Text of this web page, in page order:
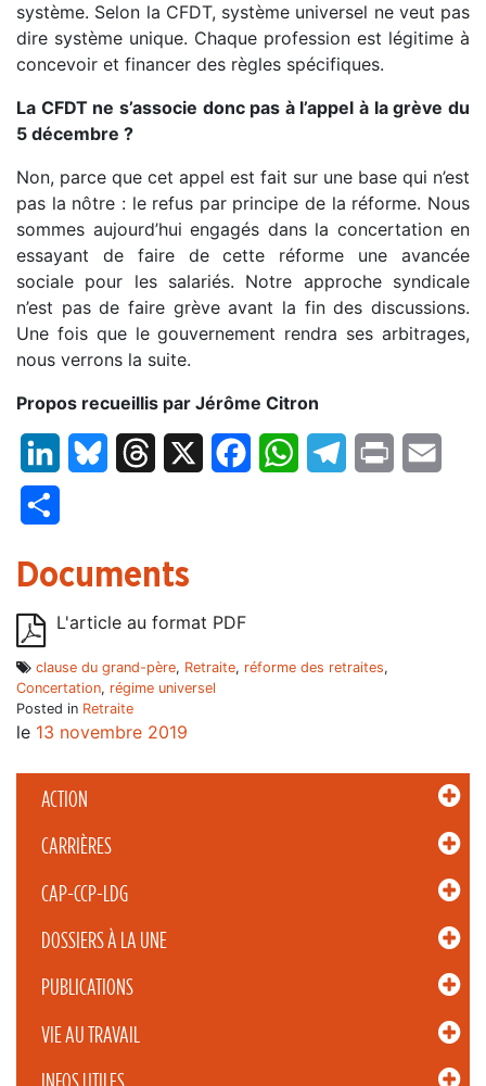
ACTION
CARRIÈRES
CAP-CCP-LDG
DOSSIERS À LA UNE
PUBLICATIONS
VIE AU TRAVAIL
système. Selon la CFDT, système universel ne veut pas
dire système unique. Chaque profession est légitime à
concevoir et financer des règles spécifiques.
La CFDT ne s’associe donc pas à l’appel à la grève du
5 décembre ?
Non, parce que cet appel est fait sur une base qui n’est
pas la nôtre : le refus par principe de la réforme. Nous
sommes aujourd’hui engagés dans la concertation en
essayant de faire de cette réforme une avancée
sociale pour les salariés. Notre approche syndicale
n’est pas de faire grève avant la fin des discussions.
Une fois que le gouvernement rendra ses arbitrages,
nous verrons la suite.
Propos recueillis par Jérôme Citron
LinkedInBluesky Threads FacebookWhatsAppTelegram
Print
Documents
L'article au format PDF
clause du grand-père, Retraite, réforme des retraites,
Concertation, régime universel
Posted in Retraite
le 13 novembre 2019